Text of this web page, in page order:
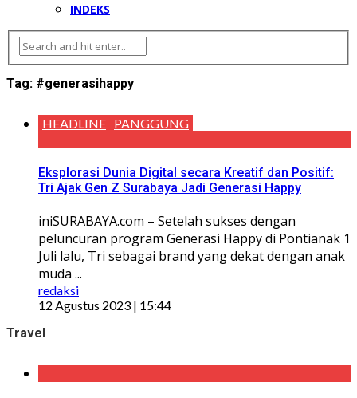
INDEKS
Tag: #generasihappy
HEADLINE PANGGUNG
Eksplorasi Dunia Digital secara Kreatif dan Positif:
Tri Ajak Gen Z Surabaya Jadi Generasi Happy
iniSURABAYA.com – Setelah sukses dengan
peluncuran program Generasi Happy di Pontianak 1
Juli lalu, Tri sebagai brand yang dekat dengan anak
muda ...
redaksi
12 Agustus 2023 | 15:44
Travel